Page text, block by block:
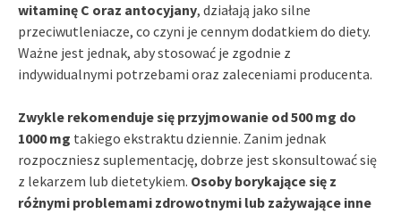
witaminę C oraz antocyjany, działają jako silne
przeciwutleniacze, co czyni je cennym dodatkiem do diety.
Ważne jest jednak, aby stosować je zgodnie z
indywidualnymi potrzebami oraz zaleceniami producenta.
Zwykle rekomenduje się przyjmowanie od 500 mg do
1000 mg takiego ekstraktu dziennie. Zanim jednak
rozpoczniesz suplementację, dobrze jest skonsultować się
z lekarzem lub dietetykiem. Osoby borykające się z
różnymi problemami zdrowotnymi lub zażywające inne